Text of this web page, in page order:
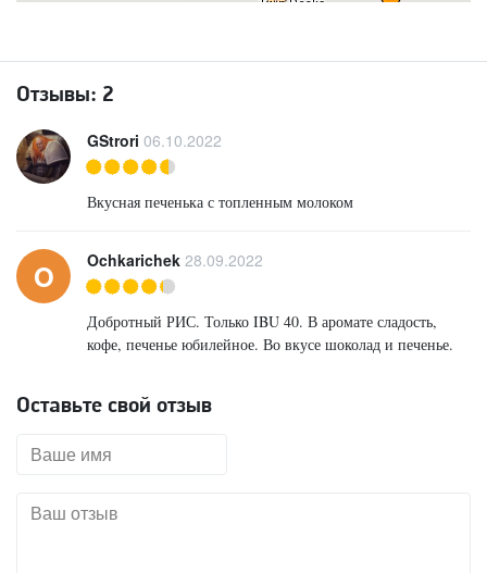
Отзывы: 2
GStrori 06.10.2022
Вкусная печенька с топленным молоком
O Ochkarichek 28.09.2022
Добротный РИС. Только IBU 40. В аромате сладость,
кофе, печенье юбилейное. Во вкусе шоколад и печенье.
Оставьте свой отзыв